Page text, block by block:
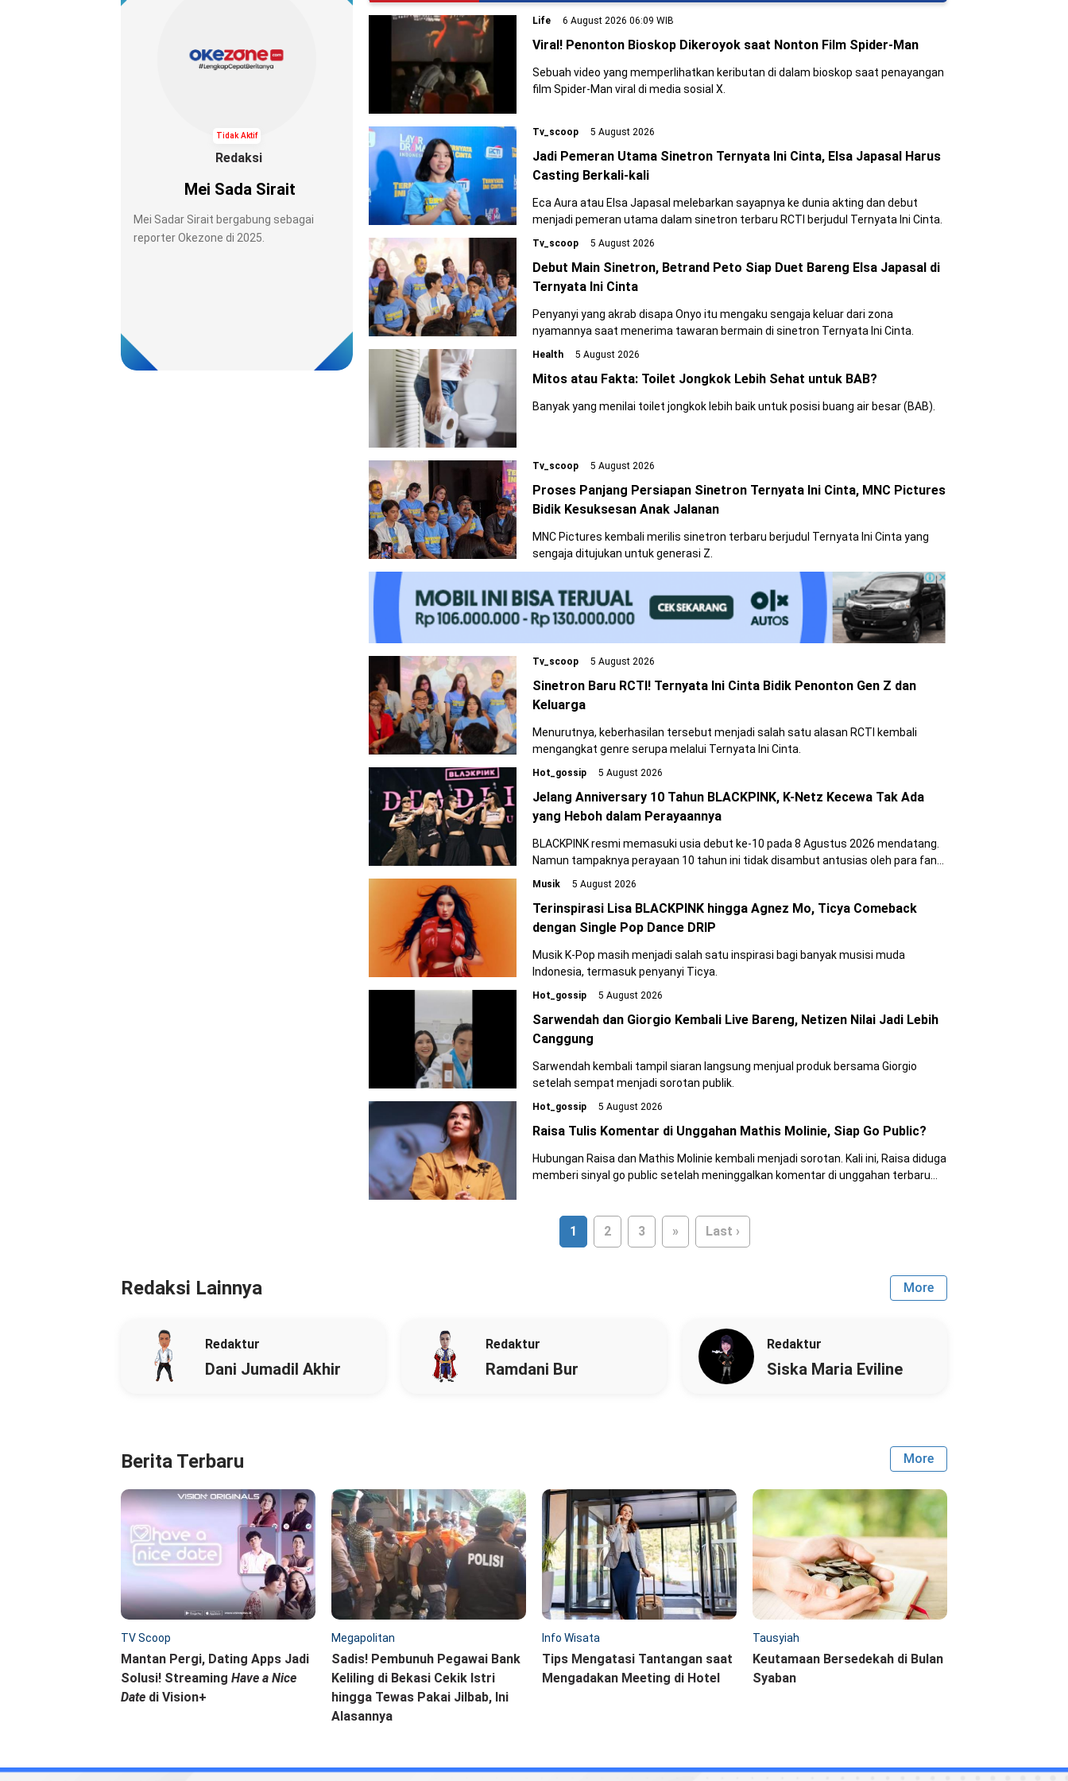
Redaksi
Mei Sada Sirait
Tidak Aktif
Mei Sadar Sirait bergabung sebagai
reporter Okezone di 2025.
Life 6 August 2026 06:09 WIB
Viral! Penonton Bioskop Dikeroyok saat Nonton Film Spider-Man
Sebuah video yang memperlihatkan keributan di dalam bioskop saat penayangan
film Spider-Man viral di media sosial X.
Tv_scoop 5 August 2026
Jadi Pemeran Utama Sinetron Ternyata Ini Cinta, Elsa Japasal Harus
Casting Berkali-kali
Eca Aura atau Elsa Japasal melebarkan sayapnya ke dunia akting dan debut
menjadi pemeran utama dalam sinetron terbaru RCTI berjudul Ternyata Ini Cinta.
Tv_scoop 5 August 2026
Debut Main Sinetron, Betrand Peto Siap Duet Bareng Elsa Japasal di
Ternyata Ini Cinta
Penyanyi yang akrab disapa Onyo itu mengaku sengaja keluar dari zona
nyamannya saat menerima tawaran bermain di sinetron Ternyata Ini Cinta.
Health 5 August 2026
Mitos atau Fakta: Toilet Jongkok Lebih Sehat untuk BAB?
Banyak yang menilai toilet jongkok lebih baik untuk posisi buang air besar (BAB).
Tv_scoop 5 August 2026
Proses Panjang Persiapan Sinetron Ternyata Ini Cinta, MNC Pictures
Bidik Kesuksesan Anak Jalanan
MNC Pictures kembali merilis sinetron terbaru berjudul Ternyata Ini Cinta yang
sengaja ditujukan untuk generasi Z.
Tv_scoop 5 August 2026
Sinetron Baru RCTI! Ternyata Ini Cinta Bidik Penonton Gen Z dan
Keluarga
Menurutnya, keberhasilan tersebut menjadi salah satu alasan RCTI kembali
mengangkat genre serupa melalui Ternyata Ini Cinta.
Hot_gossip 5 August 2026
Jelang Anniversary 10 Tahun BLACKPINK, K-Netz Kecewa Tak Ada
yang Heboh dalam Perayaannya
BLACKPINK resmi memasuki usia debut ke-10 pada 8 Agustus 2026 mendatang.
Namun tampaknya perayaan 10 tahun ini tidak disambut antusias oleh para fans
atau BLINK.
Musik 5 August 2026
Terinspirasi Lisa BLACKPINK hingga Agnez Mo, Ticya Comeback
dengan Single Pop Dance DRIP
Musik K-Pop masih menjadi salah satu inspirasi bagi banyak musisi muda
Indonesia, termasuk penyanyi Ticya.
Hot_gossip 5 August 2026
Sarwendah dan Giorgio Kembali Live Bareng, Netizen Nilai Jadi Lebih
Canggung
Sarwendah kembali tampil siaran langsung menjual produk bersama Giorgio
setelah sempat menjadi sorotan publik.
Hot_gossip 5 August 2026
Raisa Tulis Komentar di Unggahan Mathis Molinie, Siap Go Public?
Hubungan Raisa dan Mathis Molinie kembali menjadi sorotan. Kali ini, Raisa diduga
memberi sinyal go public setelah meninggalkan komentar di unggahan terbaru
1 2 3 » Last ›
Redaksi Lainnya More
Redaktur
Dani Jumadil Akhir
Redaktur
Ramdani Bur
Redaktur
Siska Maria Eviline
Berita Terbaru More
TV Scoop
Mantan Pergi, Dating Apps Jadi
Solusi! Streaming Have a Nice
Date di Vision+
Megapolitan
Sadis! Pembunuh Pegawai Bank
Keliling di Bekasi Cekik Istri
hingga Tewas Pakai Jilbab, Ini
Alasannya
Info Wisata
Tips Mengatasi Tantangan saat
Mengadakan Meeting di Hotel
Tausyiah
Keutamaan Bersedekah di Bulan
Syaban